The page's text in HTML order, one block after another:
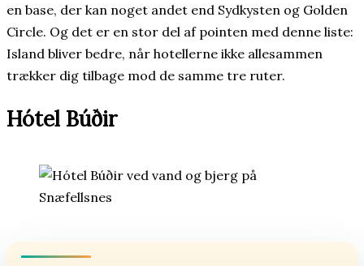
en base, der kan noget andet end Sydkysten og Golden
Circle. Og det er en stor del af pointen med denne liste:
Island bliver bedre, når hotellerne ikke allesammen
trækker dig tilbage mod de samme tre ruter.
Hótel Búðir